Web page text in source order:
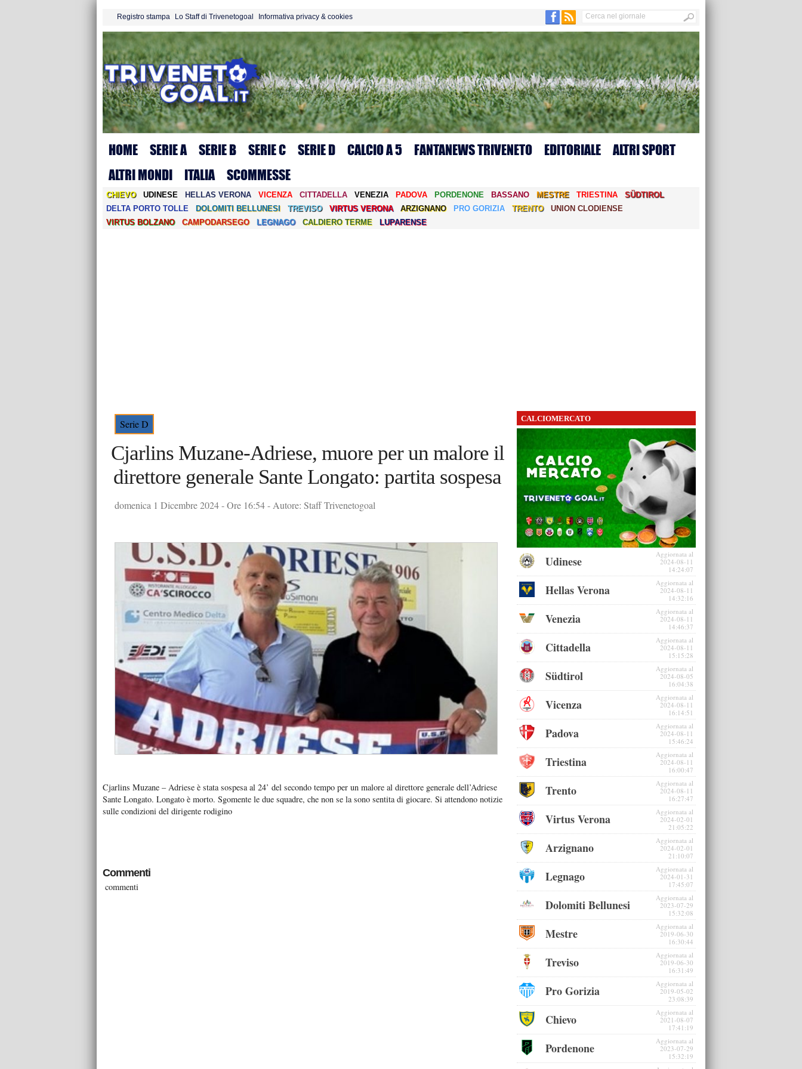
Registro stampa Lo Staff di Trivenetogoal Informativa privacy & cookies
HOME SERIE A SERIE B SERIE C SERIE D CALCIO A 5 FANTANEWS TRIVENETO EDITORIALE ALTRI SPORT
ALTRI MONDI ITALIA SCOMMESSE
CHIEVO UDINESE HELLAS VERONA VICENZA CITTADELLA VENEZIA PADOVA PORDENONE BASSANO MESTRE TRIESTINA
SÜDTIROL
DELTA PORTO TOLLE
DOLOMITI BELLUNESI TREVISO VIRTUS VERONA ARZIGNANO PRO GORIZIA TRENTO
UNION CLODIENSE
VIRTUS BOLZANO
CAMPODARSEGO LEGNAGO CALDIERO TERME LUPARENSE
Serie D
Cjarlins Muzane-Adriese, muore per un malore il
direttore generale Sante Longato: partita sospesa
domenica 1 Dicembre 2024 - Ore 16:54 - Autore: Staff Trivenetogoal
Cjarlins Muzane – Adriese è stata sospesa al 24’ del secondo tempo per un malore al direttore generale dell’Adriese
Sante Longato. Longato è morto. Sgomente le due squadre, che non se la sono sentita di giocare. Si attendono notizie
sulle condizioni del dirigente rodigino
Commenti
commenti
CALCIOMERCATO
Udinese
Aggiornata al
2024-08-11
14:24:07
Hellas Verona
Aggiornata al
2024-08-11
14:32:16
Venezia
Aggiornata al
2024-08-11
14:46:37
Cittadella
Aggiornata al
2024-08-11
15:15:28
Südtirol
Aggiornata al
2024-08-05
16:04:38
Vicenza
Aggiornata al
2024-08-11
16:14:51
Padova
Aggiornata al
2024-08-11
15:46:24
Triestina
Aggiornata al
2024-08-11
16:00:47
Trento
Aggiornata al
2024-08-11
16:27:47
Virtus Verona
Aggiornata al
2024-02-01
21:05:22
Arzignano
Aggiornata al
2024-02-01
21:10:07
Legnago
Aggiornata al
2024-01-31
17:45:07
Dolomiti Bellunesi
Aggiornata al
2023-07-29
15:32:08
Mestre
Aggiornata al
2019-06-30
16:30:44
Treviso
Aggiornata al
2019-06-30
16:31:49
Pro Gorizia
Aggiornata al
2019-05-02
23:08:39
Chievo
Aggiornata al
2021-08-07
17:41:19
Pordenone
Aggiornata al
2023-07-29
15:32:19